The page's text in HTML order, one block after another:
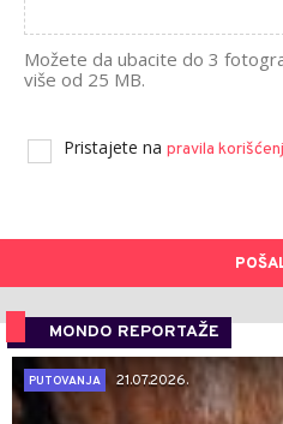
Možete da ubacite do 3
više od 25 MB.
Pristajete na pravila
MONDO REPORTAŽE
PUTOVANJA
21.07.2026.